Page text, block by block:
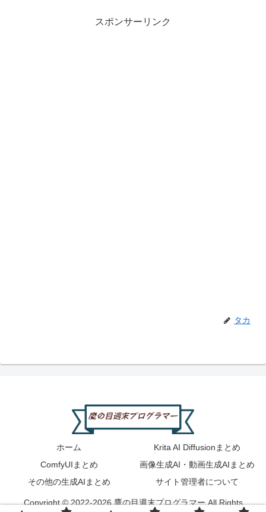
スポンサーリンク
タカ
ホーム
Krita AI Diffusionまとめ
ComfyUIまとめ
画像生成AI・動画生成AIまとめ
その他の生成AIまとめ
サイト管理者について
Copyright © 2022-2026 鷹の目週末プログラマー All Rights